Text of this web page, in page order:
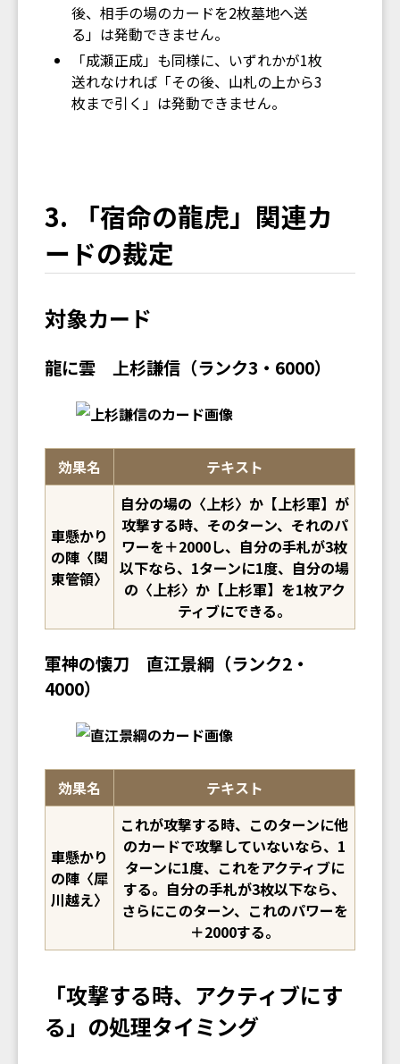
後、相手の場のカードを2枚墓地へ送
る」は発動できません。
「成瀬正成」も同様に、いずれかが1枚
送れなければ「その後、山札の上から3
枚まで引く」は発動できません。
3. 「宿命の龍虎」関連カ
ードの裁定
対象カード
龍に雲 上杉謙信（ランク3・6000）
効果名 テキスト
車懸かり
の陣〈関
東管領〉
自分の場の〈上杉〉か【上杉軍】が
攻撃する時、そのターン、それのパ
ワーを＋2000し、自分の手札が3枚
以下なら、1ターンに1度、自分の場
の〈上杉〉か【上杉軍】を1枚アク
ティブにできる。
軍神の懐刀 直江景綱（ランク2・
4000）
効果名 テキスト
車懸かり
の陣〈犀
川越え〉
これが攻撃する時、このターンに他
のカードで攻撃していないなら、1
ターンに1度、これをアクティブに
する。自分の手札が3枚以下なら、
さらにこのターン、これのパワーを
＋2000する。
「攻撃する時、アクティブにす
る」の処理タイミング